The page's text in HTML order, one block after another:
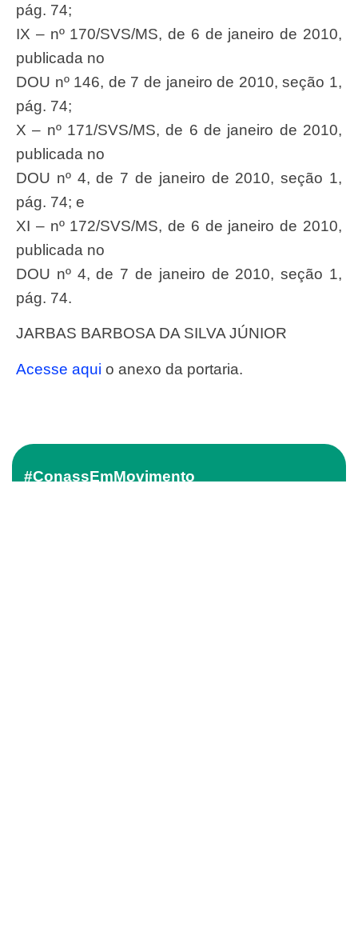
pág. 74;
IX – nº 170/SVS/MS, de 6 de janeiro de 2010,
publicada no
DOU nº 146, de 7 de janeiro de 2010, seção 1,
pág. 74;
X – nº 171/SVS/MS, de 6 de janeiro de 2010,
publicada no
DOU nº 4, de 7 de janeiro de 2010, seção 1,
pág. 74; e
XI – nº 172/SVS/MS, de 6 de janeiro de 2010,
publicada no
DOU nº 4, de 7 de janeiro de 2010, seção 1,
pág. 74.
JARBAS BARBOSA DA SILVA JÚNIOR
Acesse aqui o anexo da portaria.
#ConassEmMovimento